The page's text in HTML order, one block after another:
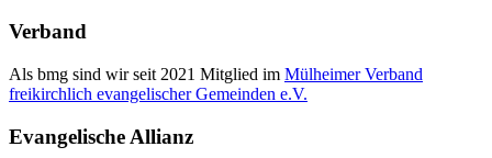
Verband
Als bmg sind wir seit 2021 Mitglied im Mülheimer Verband
freikirchlich evangelischer Gemeinden e.V.
Evangelische Allianz